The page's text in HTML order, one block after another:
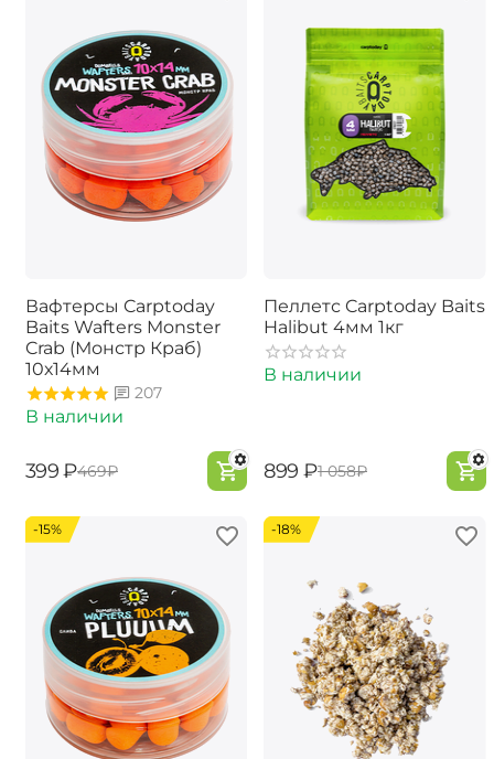
Вафтерсы Carptoday
Baits Wafters Monster
Crab (Монстр Краб)
10х14мм
207
В наличии
‍399‍ ₽‍469‍₽
Пеллетс Carptoday Baits
Halibut 4мм 1кг
В наличии
‍899‍ ₽‍1 058‍₽
-15% -18%